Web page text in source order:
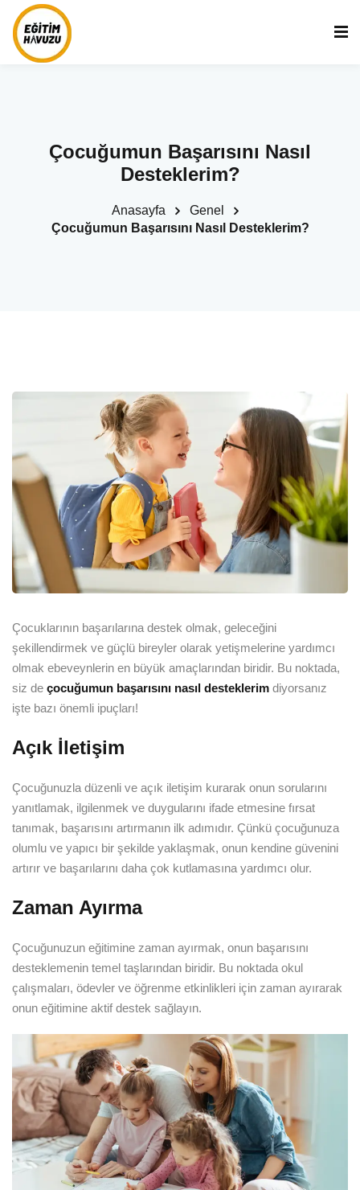
Çocuğumun Başarısını Nasıl
Desteklerim?
Anasayfa
Genel
Çocuğumun Başarısını Nasıl Desteklerim?
Çocuklarının başarılarına destek olmak, geleceğini
şekillendirmek ve güçlü bireyler olarak yetişmelerine yardımcı
olmak ebeveynlerin en büyük amaçlarından biridir. Bu noktada,
siz de çocuğumun başarısını nasıl desteklerim diyorsanız
işte bazı önemli ipuçları!
Açık İletişim
Çocuğunuzla düzenli ve açık iletişim kurarak onun sorularını
yanıtlamak, ilgilenmek ve duygularını ifade etmesine fırsat
tanımak, başarısını artırmanın ilk adımıdır. Çünkü çocuğunuza
olumlu ve yapıcı bir şekilde yaklaşmak, onun kendine güvenini
artırır ve başarılarını daha çok kutlamasına yardımcı olur.
Zaman Ayırma
Çocuğunuzun eğitimine zaman ayırmak, onun başarısını
desteklemenin temel taşlarından biridir. Bu noktada okul
çalışmaları, ödevler ve öğrenme etkinlikleri için zaman ayırarak
onun eğitimine aktif destek sağlayın.